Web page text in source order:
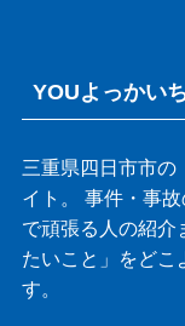
YOUよっかい
三重県四日市市の
イト。 事件・事
で頑張る人の紹介
たいこと」をどこ
す。